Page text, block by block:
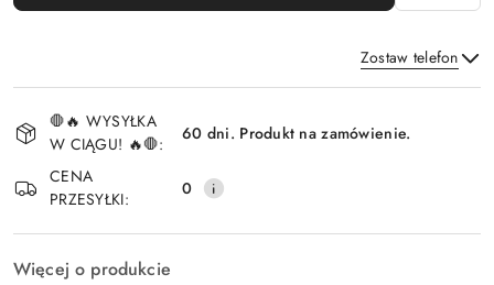
Zostaw telefon
i
dostawa
🛑🔥 WYSYŁKA
W CIĄGU! 🔥🛑:
60 dni. Produkt na zamówienie.
CENA
PRZESYŁKI:
0
Więcej o produkcie